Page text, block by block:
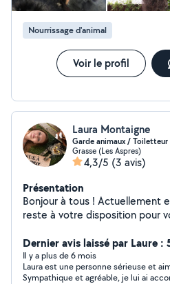
Nourrissage d'animal
Voir le profil
Laura Montaigne
Garde animaux / Toiletteur
Grasse (Les Aspres)
4,3/5 (3 avis)
Présentation
Bonjour à tous ! Actuellement en formation toiletteur, je
reste à votre disposition pour
pendant vos absences !
Dernier avis laissé par Laure :
Il y a plus de 6 mois
Laura est une personne sérieuse et
Sympathique et agréable, je lui ai